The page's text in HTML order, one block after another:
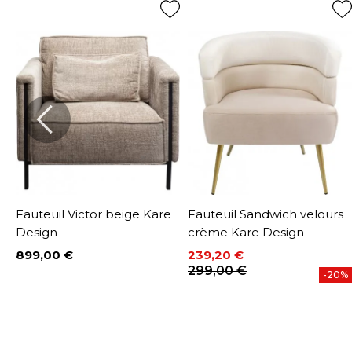
Fauteuil Victor beige Kare
Design
Prix
899,00 €
Fauteuil Sandwich velours
crème Kare Design
Prix
239,20 €
Prix de base
299,00 € -20%